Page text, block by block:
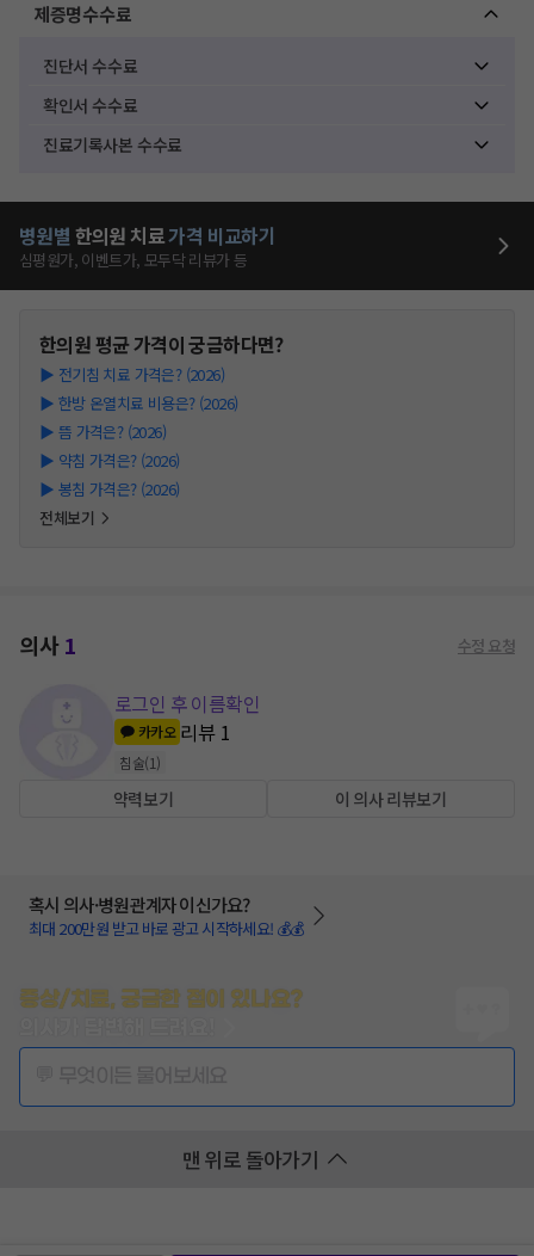
제증명수수료
진단서 수수료
확인서 수수료
진료기록사본 수수료
병원별 한의원 치료가격 비교하기
심평원가, 이벤트가, 모두닥 리뷰가 등
한의원평균 가격이 궁금하다면?
▶ 전기침 치료 가격은? (2026)
▶ 한방 온열치료 비용은? (2026)
▶ 뜸 가격은? (2026)
▶ 약침 가격은? (2026)
▶ 봉침 가격은? (2026)
전체보기
의사1 수정 요청
로그인 후 이름확인
카카오 리뷰 1
침술(1)
약력보기 이 의사 리뷰보기
혹시 의사·병원관계자 이신가요?
최대 200만원 받고 바로 광고 시작하세요! 💰💰
증상/치료, 궁금한 점이 있나요?
맨 위로 돌아가기